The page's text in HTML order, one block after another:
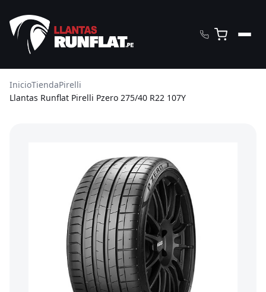
InicioTiendaPirelli
Llantas Runflat Pirelli Pzero 275/40 R22 107Y